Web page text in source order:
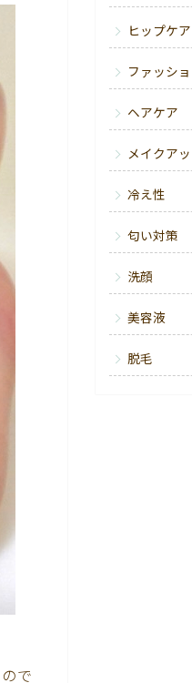
で
ヒップケア
ファッシ
ヘアケア
メイクア
冷え性
匂い対策
洗顔
美容液
脱毛